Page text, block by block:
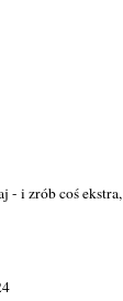
- i zrób coś